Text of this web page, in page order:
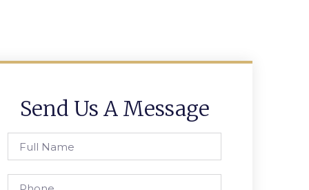
Send Us A Message